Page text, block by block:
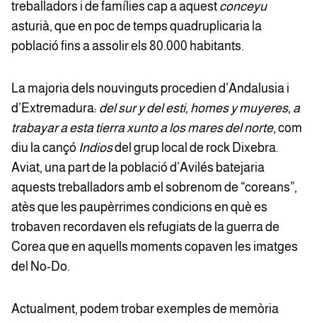
treballadors i de famílies cap a aquest conceyu
asturià, que en poc de temps quadruplicaria la
població fins a assolir els 80.000 habitants.
La majoria dels nouvinguts procedien d’Andalusia i
d’Extremadura: del sur y del esti, homes y muyeres, a
trabayar a esta tierra xunto a los mares del norte, com
diu la cançó Indiosdel grup local de rock Dixebra.
Aviat, una part de la població d’Avilés batejaria
aquests treballadors amb el sobrenom de “coreans”,
atès que les paupèrrimes condicions en què es
trobaven recordaven els refugiats de la guerra de
Corea que en aquells moments copaven les imatges
del No-Do.
Actualment, podem trobar exemples de memòria